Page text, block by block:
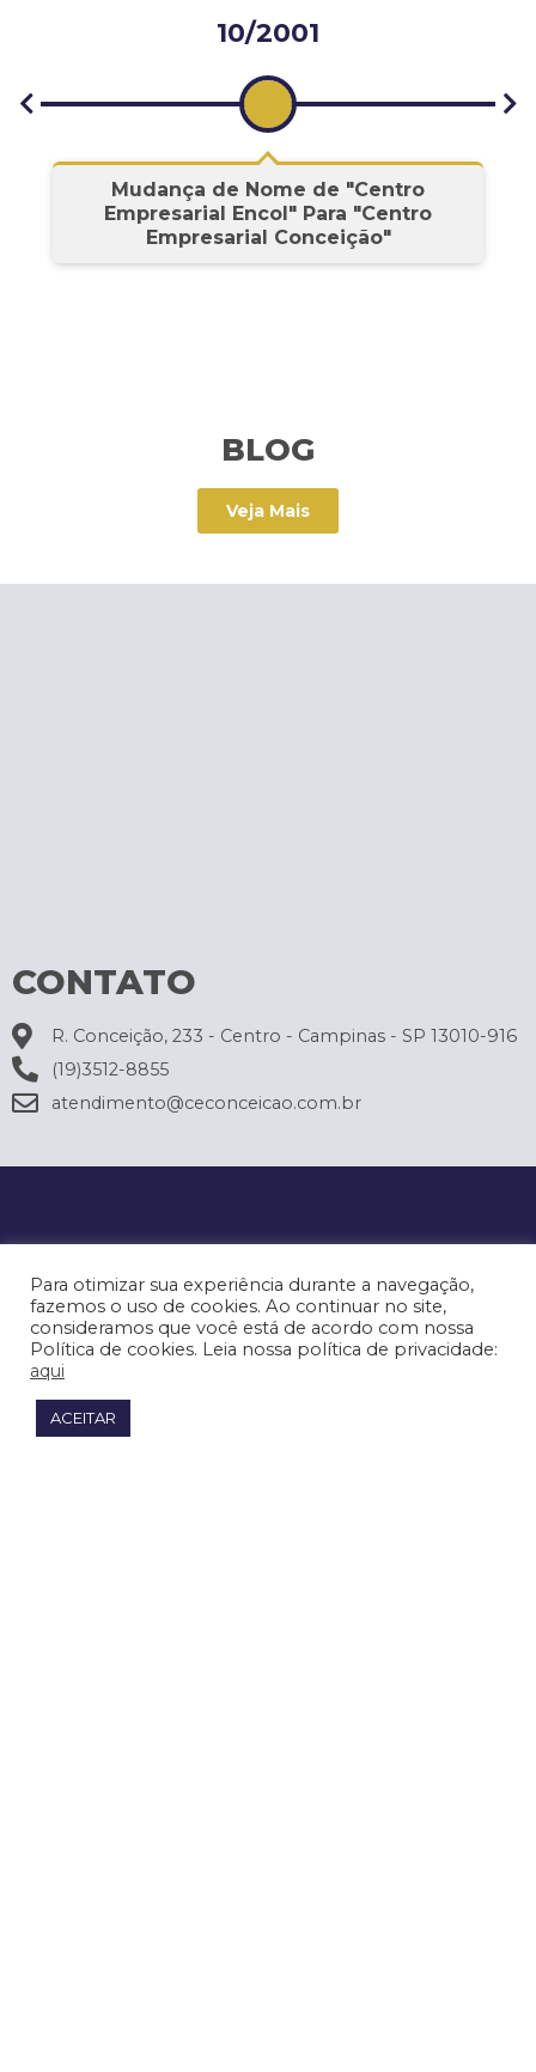
10/2001
Mudança de Nome de "Centro
Empresarial Encol" Para "Centro
Empresarial Conceição"
BLOG
Veja Mais
CONTATO
R. Conceição, 233 - Centro - Campinas - SP 13010-916
(19)3512-8855
atendimento@ceconceicao.com.br
Para otimizar sua experiência durante a navegação,
fazemos o uso de cookies. Ao continuar no site,
consideramos que você está de acordo com nossa
Política de cookies. Leia nossa política de privacidade:
aqui
ACEITAR